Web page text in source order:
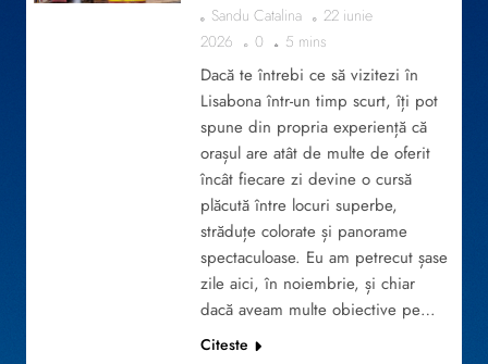
Sandu Catalina
22 iunie
2026
0 5 mins
Dacă te întrebi ce să vizitezi în
Lisabona într-un timp scurt, îți pot
spune din propria experiență că
orașul are atât de multe de oferit
încât fiecare zi devine o cursă
plăcută între locuri superbe,
străduțe colorate și panorame
spectaculoase. Eu am petrecut șase
zile aici, în noiembrie, și chiar
dacă aveam multe obiective pe…
Citeste